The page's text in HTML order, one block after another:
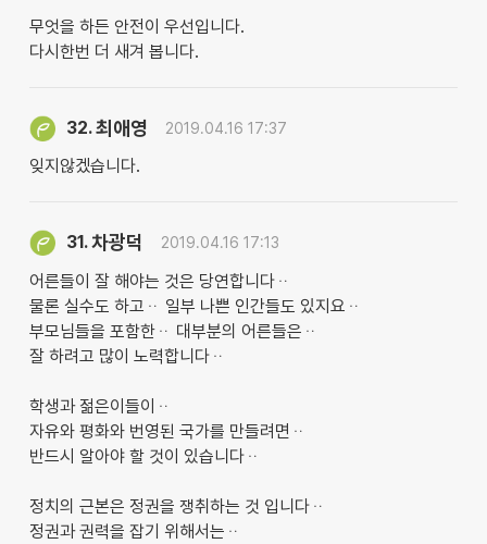
무엇을 하든 안전이 우선입니다.
다시한번 더 새겨 봅니다.
32.최애영 2019.04.16 17:37
잊지않겠습니다.
31.차광덕 2019.04.16 17:13
어른들이 잘 해야는 것은 당연합니다ᆢ
물론 실수도 하고ᆢ 일부 나쁜 인간들도 있지요ᆢ
부모님들을 포함한ᆢ 대부분의 어른들은ᆢ
잘 하려고 많이 노력합니다ᆢ
학생과 젊은이들이ᆢ
자유와 평화와 번영된 국가를 만들려면ᆢ
반드시 알아야 할 것이 있습니다ᆢ
정치의 근본은 정권을 쟁취하는 것 입니다ᆢ
정권과 권력을 잡기 위해서는ᆢ